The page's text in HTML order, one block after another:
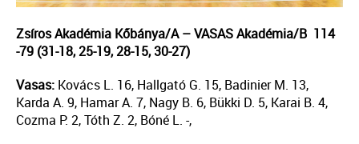
Zsíros Akadémia Kőbánya/A – VASAS Akadémia/B 114
-79 (31-18, 25-19, 28-15, 30-27)
Vasas: Kovács L. 16, Hallgató G. 15, Badinier M. 13,
Karda A. 9, Hamar A. 7, Nagy B. 6, Bükki D. 5, Karai B. 4,
Cozma P. 2, Tóth Z. 2, Bóné L. -,